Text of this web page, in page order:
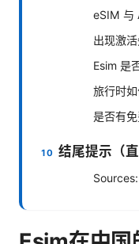
eSIM 与
出现激
Esim 是
旅行时
是否有
结尾提示（直
Sources: